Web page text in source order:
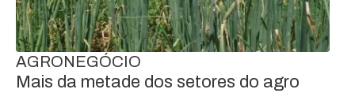
AGRONEGÓCIO
Mais da metade dos setores do agro